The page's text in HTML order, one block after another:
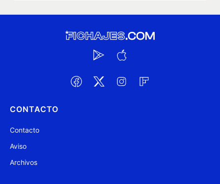
CONTACTO
Contacto
Aviso
Archivos